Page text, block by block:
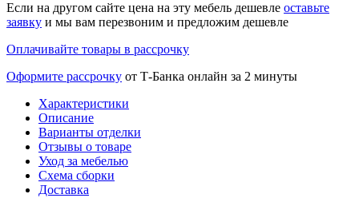
Если на другом сайте цена на эту мебель дешевле оставьте
заявку и мы вам перезвоним и предложим дешевле
Оплачивайте товары в рассрочку
Оформите рассрочку от Т-Банка онлайн за 2 минуты
Характеристики
Описание
Варианты отделки
Отзывы о товаре
Уход за мебелью
Схема сборки
Доставка